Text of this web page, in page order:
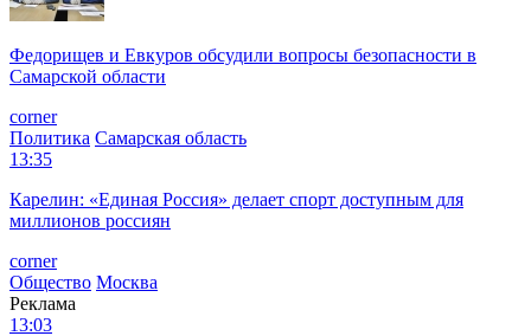
Федорищев и Евкуров обсудили вопросы безопасности в
Самарской области
corner
Политика Самарская область
13:35
Карелин: «Единая Россия» делает спорт доступным для
миллионов россиян
corner
Общество Москва
Реклама
13:03